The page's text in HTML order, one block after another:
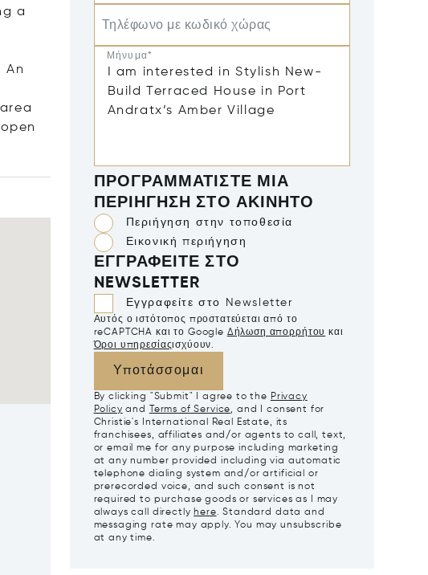
a
An
Τηλέφωνο με κωδικό χώρας
Μήνυμα*
ΠΡΟΓΡΑΜΜΑΤΊΣΤΕ ΜΙΑ
ΠΕΡΙΉΓΗΣΗ ΣΤΟ ΑΚΊΝΗΤΟ
Περιήγηση στην τοποθεσία
Εικονική περιήγηση
ΕΓΓΡΑΦΕΊΤΕ ΣΤΟ
NEWSLETTER
Εγγραφείτε στο Newsletter
Αυτός ο ιστότοπος προστατεύεται από το
reCAPTCHA και το Google Δήλωση απορρήτου και
Όροι υπηρεσίαςισχύουν.
Υποτάσσομαι
By clicking "Submit" I agree to the Privacy
Policy and Terms of Service, and I consent for
Christie's International Real Estate, its
franchisees, affiliates and/or agents to call, text,
or email me for any purpose including marketing
at any number provided including via automatic
telephone dialing system and/or artificial or
prerecorded voice, and such consent is not
required to purchase goods or services as I may
always call directly here. Standard data and
messaging rate may apply. You may unsubscribe
at any time.